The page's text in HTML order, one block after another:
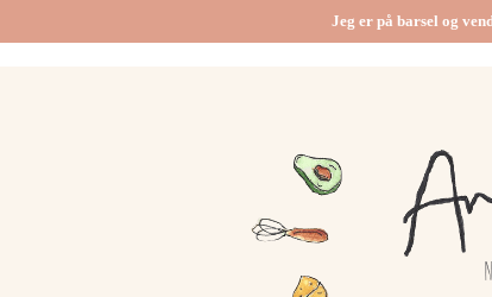
Jeg er på barsel og